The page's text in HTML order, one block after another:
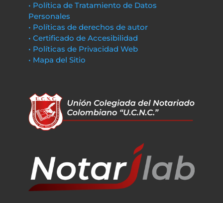
• Política de Tratamiento de Datos
Personales
• Políticas de derechos de autor
• Certificado de Accesibilidad
• Políticas de Privacidad Web
• Mapa del Sitio